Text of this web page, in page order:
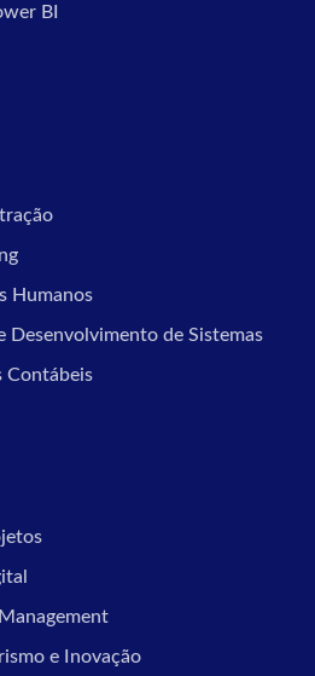
BI
Humanos
Desenvolvimento de Sistemas
Contábeis
e Inovação